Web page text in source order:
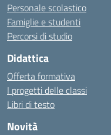
Personale scolastico
Famiglie e studenti
Percorsi di studio
Didattica
Offerta formativa
I progetti delle classi
Libri di testo
Novità